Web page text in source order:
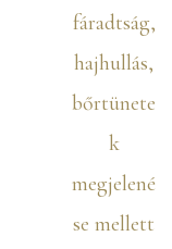
fáradtság,
hajhullás,
bőrtünete
k
megjelené
se mellett